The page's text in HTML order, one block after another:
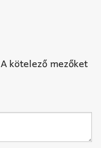
A kötelező mezőket